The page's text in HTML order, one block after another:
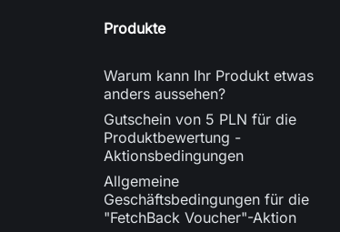
Produkte
Warum kann Ihr Produkt etwas
anders aussehen?
Gutschein von 5 PLN für die
Produktbewertung -
Aktionsbedingungen
Allgemeine
Geschäftsbedingungen für die
"FetchBack Voucher"-Aktion